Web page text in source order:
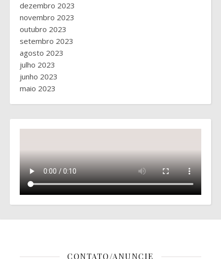
dezembro 2023
novembro 2023
outubro 2023
setembro 2023
agosto 2023
julho 2023
junho 2023
maio 2023
CONTATO/ANUNCIE